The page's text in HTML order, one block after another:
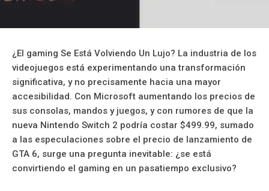
¿El gaming Se Está Volviendo Un Lujo? La industria de los
videojuegos está experimentando una transformación
significativa, y no precisamente hacia una mayor
accesibilidad. Con Microsoft aumentando los precios de
sus consolas, mandos y juegos, y con rumores de que la
nueva Nintendo Switch 2 podría costar $499.99, sumado
a las especulaciones sobre el precio de lanzamiento de
GTA 6, surge una pregunta inevitable: ¿se está
convirtiendo el gaming en un pasatiempo exclusivo?